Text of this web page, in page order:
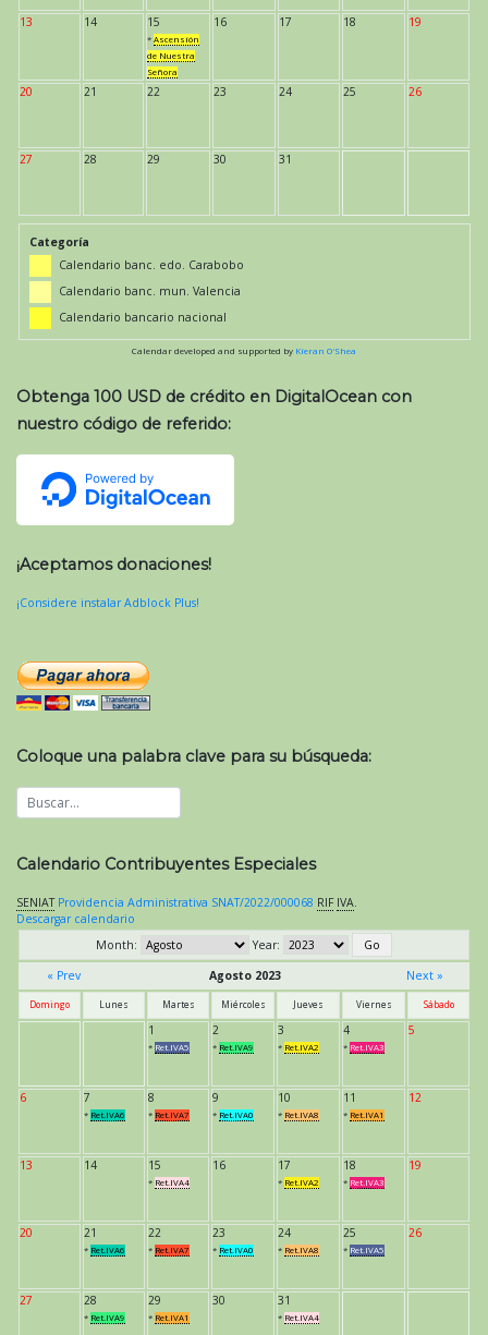
13 14 15
* Ascensión
de Nuestra
Señora
16 17 18 19
20 21 22 23 24 25 26
27 28 29 30 31
Categoría
Calendario banc. edo. Carabobo
Calendario banc. mun. Valencia
Calendario bancario nacional
Calendar developed and supported by Kieran O'Shea
Obtenga 100 USD de crédito en DigitalOcean con
nuestro código de referido:
¡Aceptamos donaciones!
¡Considere instalar Adblock Plus!
Coloque una palabra clave para su búsqueda:
Calendario Contribuyentes Especiales
SENIAT Providencia Administrativa SNAT/2022/000068 RIF IVA
Descargar calendario
Month:
Year:
« Prev
Agosto 2023 Next »
Domingo Lunes Martes Miércoles Jueves Viernes Sábado
1
* Ret.IVA5
2
* Ret.IVA9
3
* Ret.IVA2
4
* Ret.IVA3
5
6 7
* Ret.IVA6
8
* Ret.IVA7
9
* Ret.IVA0
10
* Ret.IVA8
11
* Ret.IVA1
12
13 14 15
* Ret.IVA4
16 17
* Ret.IVA2
18
* Ret.IVA3
19
20 21
* Ret.IVA6
22
* Ret.IVA7
23
* Ret.IVA0
24
* Ret.IVA8
25
* Ret.IVA5
26
27 28
* Ret.IVA9
29
* Ret.IVA1
30 31
* Ret.IVA4